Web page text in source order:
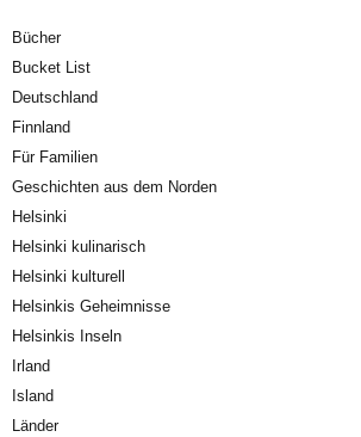
Bücher
Bucket List
Deutschland
Finnland
Für Familien
Geschichten aus dem Norden
Helsinki
Helsinki kulinarisch
Helsinki kulturell
Helsinkis Geheimnisse
Helsinkis Inseln
Irland
Island
Länder